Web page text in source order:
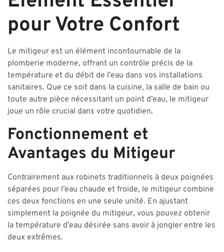
pour Votre Confort
Le mitigeur est un élément incontournable de la
plomberie moderne, offrant un contrôle précis de la
température et du débit de l’eau dans vos installations
sanitaires. Que ce soit dans la cuisine, la salle de bain ou
toute autre pièce nécessitant un point d’eau, le mitigeur
joue un rôle crucial dans votre quotidien.
Fonctionnement et
Avantages du Mitigeur
Contrairement aux robinets traditionnels à deux poignées
séparées pour l’eau chaude et froide, le mitigeur combine
ces deux fonctions en une seule unité. En ajustant
simplement la poignée du mitigeur, vous pouvez obtenir
la température d’eau désirée sans avoir à jongler entre les
deux extrêmes.